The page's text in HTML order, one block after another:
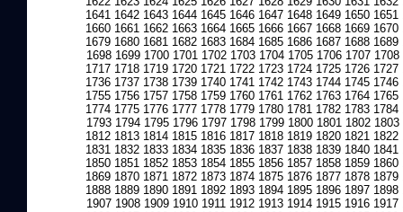
1641 1642 1643 1644 1645 1646 1647 1648 1649 1650 1651
1660 1661 1662 1663 1664 1665 1666 1667 1668 1669 1670
1679 1680 1681 1682 1683 1684 1685 1686 1687 1688 1689
1698 1699 1700 1701 1702 1703 1704 1705 1706 1707 1708
1717 1718 1719 1720 1721 1722 1723 1724 1725 1726 1727
1736 1737 1738 1739 1740 1741 1742 1743 1744 1745 1746
1755 1756 1757 1758 1759 1760 1761 1762 1763 1764 1765
1774 1775 1776 1777 1778 1779 1780 1781 1782 1783 1784
1793 1794 1795 1796 1797 1798 1799 1800 1801 1802 1803
1812 1813 1814 1815 1816 1817 1818 1819 1820 1821 1822
1831 1832 1833 1834 1835 1836 1837 1838 1839 1840 1841
1850 1851 1852 1853 1854 1855 1856 1857 1858 1859 1860
1869 1870 1871 1872 1873 1874 1875 1876 1877 1878 1879
1888 1889 1890 1891 1892 1893 1894 1895 1896 1897 1898
1907 1908 1909 1910 1911 1912 1913 1914 1915 1916 1917